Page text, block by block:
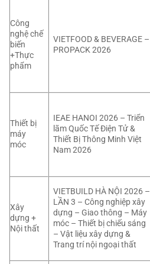
Công
nghệ chế
biến
+Thực
phẩm
VIETFOOD & BEVERAGE –
PROPACK 2026
Thiết bị
máy
móc
IEAE HANOI 2026 – Triển
lãm Quốc Tế Điện Tử &
Thiết Bị Thông Minh Việt
Nam 2026
Xây
dựng +
Nội thất
VIETBUILD HÀ NỘI 2026 –
LẦN 3 – Công nghiệp xây
dựng – Giao thông – Máy
móc – Thiết bị chiếu sáng
– Vật liệu xây dựng &
Trang trí nội ngoại thất